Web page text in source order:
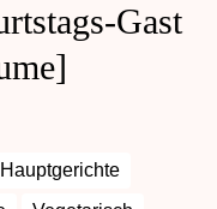
Gast
Hauptgerichte